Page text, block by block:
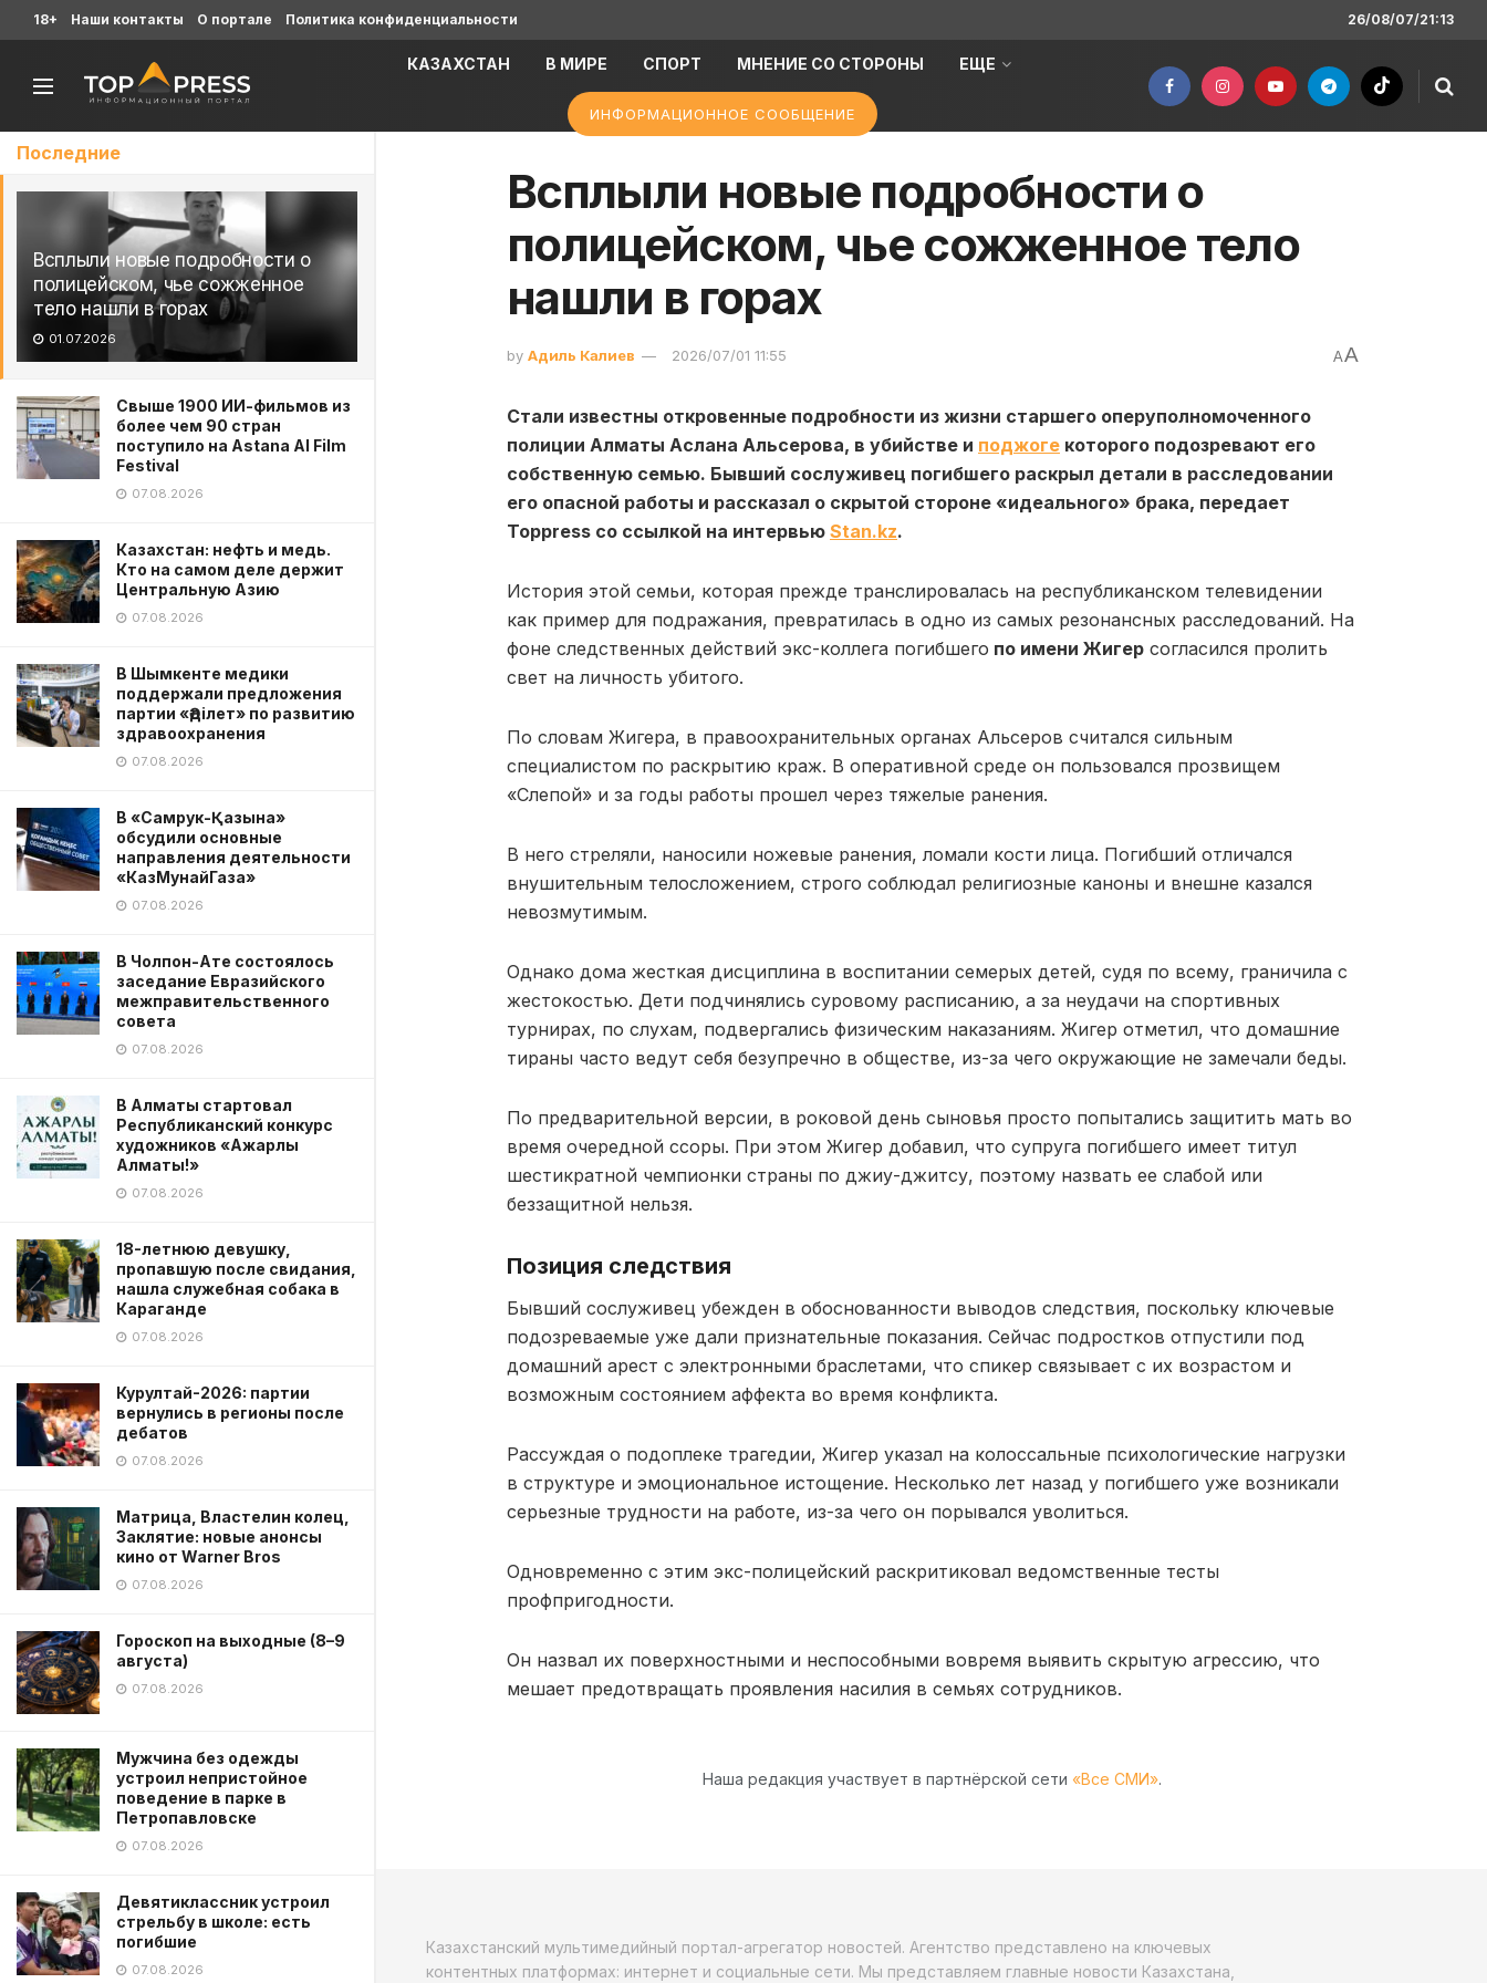
Последние
Всплыли новые подробности о
полицейском, чье сожженное
тело нашли в горах
01.07.2026
Свыше 1900 ИИ-фильмов из
более чем 90 стран
поступило на Astana AI Film
Festival
07.08.2026
Казахстан: нефть и медь.
Кто на самом деле держит
Центральную Азию
07.08.2026
В Шымкенте медики
поддержали предложения
партии «Әділет» по развитию
здравоохранения
07.08.2026
В «Самрук-Қазына»
обсудили основные
направления деятельности
«КазМунайГаза»
07.08.2026
В Чолпон-Ате состоялось
заседание Евразийского
межправительственного
совета
07.08.2026
В Алматы стартовал
Республиканский конкурс
художников «Ажарлы
Алматы!»
07.08.2026
18-летнюю девушку,
пропавшую после свидания,
нашла служебная собака в
Караганде
07.08.2026
Курултай-2026: партии
вернулись в регионы после
дебатов
07.08.2026
Матрица, Властелин колец,
Заклятие: новые анонсы
кино от Warner Bros
07.08.2026
Гороскоп на выходные (8–9
августа)
07.08.2026
Мужчина без одежды
устроил непристойное
поведение в парке в
Петропавловске
07.08.2026
Девятиклассник устроил
стрельбу в школе: есть
погибшие
07.08.2026
18+ Наши контакты О портале Политика конфиденциальности 26/08/07/21:13
КАЗАХСТАН В МИРЕ СПОРТ МНЕНИЕ СО СТОРОНЫ ЕЩЕ
ИНФОРМАЦИОННОЕ СООБЩЕНИЕ
Всплыли новые подробности о
полицейском, чье сожженное тело
нашли в горах
by Адиль Калиев 2026/07/01 11:55 AA
Стали известны откровенные подробности из жизни старшего оперуполномоченного
полиции Алматы Аслана Альсерова, в убийстве и поджоге которого подозревают его
собственную семью. Бывший сослуживец погибшего раскрыл детали в расследовании
его опасной работы и рассказал о скрытой стороне «идеального» брака, передает
Toppress со ссылкой на интервью Stan.kz.
История этой семьи, которая прежде транслировалась на республиканском телевидении
как пример для подражания, превратилась в одно из самых резонансных расследований. На
фоне следственных действий экс-коллега погибшего по имени Жигер согласился пролить
свет на личность убитого.
По словам Жигера, в правоохранительных органах Альсеров считался сильным
специалистом по раскрытию краж. В оперативной среде он пользовался прозвищем
«Слепой» и за годы работы прошел через тяжелые ранения.
В него стреляли, наносили ножевые ранения, ломали кости лица. Погибший отличался
внушительным телосложением, строго соблюдал религиозные каноны и внешне казался
невозмутимым.
Однако дома жесткая дисциплина в воспитании семерых детей, судя по всему, граничила с
жестокостью. Дети подчинялись суровому расписанию, а за неудачи на спортивных
турнирах, по слухам, подвергались физическим наказаниям. Жигер отметил, что домашние
тираны часто ведут себя безупречно в обществе, из-за чего окружающие не замечали беды.
По предварительной версии, в роковой день сыновья просто попытались защитить мать во
время очередной ссоры. При этом Жигер добавил, что супруга погибшего имеет титул
шестикратной чемпионки страны по джиу-джитсу, поэтому назвать ее слабой или
беззащитной нельзя.
Позиция следствия
Бывший сослуживец убежден в обоснованности выводов следствия, поскольку ключевые
подозреваемые уже дали признательные показания. Сейчас подростков отпустили под
домашний арест с электронными браслетами, что спикер связывает с их возрастом и
возможным состоянием аффекта во время конфликта.
Рассуждая о подоплеке трагедии, Жигер указал на колоссальные психологические нагрузки
в структуре и эмоциональное истощение. Несколько лет назад у погибшего уже возникали
серьезные трудности на работе, из-за чего он порывался уволиться.
Одновременно с этим экс-полицейский раскритиковал ведомственные тесты
профпригодности.
Он назвал их поверхностными и неспособными вовремя выявить скрытую агрессию, что
мешает предотвращать проявления насилия в семьях сотрудников.
Наша редакция участвует в партнёрской сети «Все СМИ».
Казахстанский мультимедийный портал-агрегатор новостей. Агентство представлено на ключевых
контентных платформах: интернет и социальные сети. Мы представляем главные новости Казахстана,